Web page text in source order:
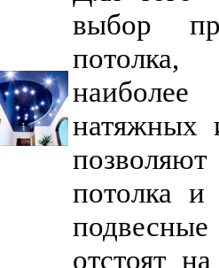
выбор
потолка,
натяжных
позволяют
потолка
отстоят